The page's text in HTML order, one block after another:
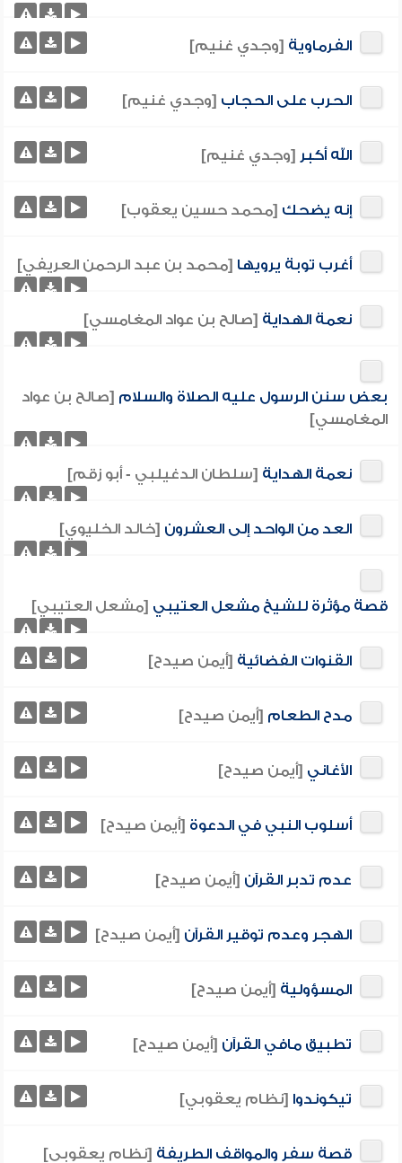
الفرماوية [وجدي غنيم]
الحرب على الحجاب [وجدي غنيم]
الله أكبر [وجدي غنيم]
إنه يضحك [محمد حسين يعقوب]
أغرب توبة يرويها [محمد بن عبد الرحمن العريفي]
نعمة الهداية [صالح بن عواد المغامسي]
بعض سنن الرسول عليه الصلاة والسلام [صالح بن عواد
المغامسي]
نعمة الهداية [سلطان الدغيلبي - أبو زقم]
العد من الواحد إلى العشرون [خالد الخليوي]
قصة مؤثرة للشيخ مشعل العتيبي [مشعل العتيبي]
القنوات الفضائية [أيمن صيدح]
مدح الطعام [أيمن صيدح]
الأغاني [أيمن صيدح]
أسلوب النبي في الدعوة [أيمن صيدح]
عدم تدبر القرآن [أيمن صيدح]
الهجر وعدم توقير القرآن [أيمن صيدح]
المسؤولية [أيمن صيدح]
تطبيق مافي القرآن [أيمن صيدح]
تيكوندوا [نظام يعقوبي]
قصة سفر والمواقف الطريفة [نظام يعقوبي]